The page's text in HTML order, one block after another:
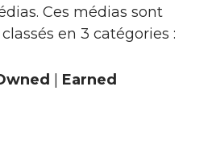
Ces médias sont
en 3 catégories :
| Earned